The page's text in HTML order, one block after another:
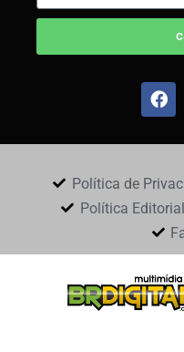
Política de
Política Editorial